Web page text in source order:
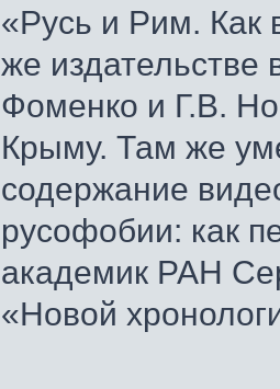
«Русь и Рим. Как
же издательстве
Фоменко и Г.В.
Крыму. Там же
содержание
русофобии: как
академик РАН
«Новой